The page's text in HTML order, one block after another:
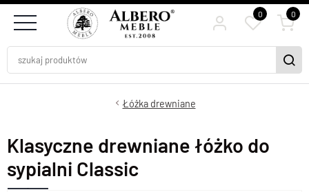
0 0
Łóżka drewniane
Klasyczne drewniane łóżko do
sypialni Classic